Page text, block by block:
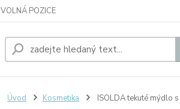
VOLNÁ POZICE
Úvod Kosmetika ISOLDA tekuté mýdlo